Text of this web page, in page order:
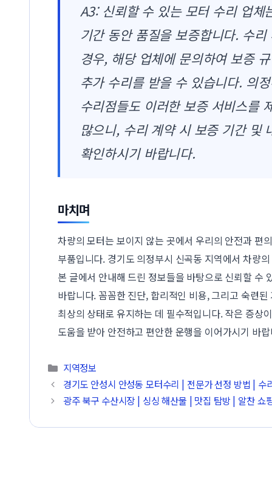
A3: 신뢰할 수 있는 모터 수리 업체
기간 동안 품질을 보증합니다. 수
경우, 해당 업체에 문의하여 보증
추가 수리를 받을 수 있습니다. 의
수리점들도 이러한 보증 서비스를
많으니, 수리 계약 시 보증 기간 및
확인하시기 바랍니다.
마치며
차량의 모터는 보이지 않는 곳에서 우리의 안전과 편
부품입니다. 경기도 의정부시 신곡동 지역에서 차량
본 글에서 안내해 드린 정보들을 바탕으로 신뢰할 수
바랍니다. 꼼꼼한 진단, 합리적인 비용, 그리고 숙련
최상의 상태로 유지하는 데 필수적입니다. 작은 증상
도움을 받아 안전하고 편안한 운행을 이어가시기 바
카테고리
지역정보
경기도 안성시 안성동 모터수리 | 전문가 선정 방법 | 수
광주 북구 수산시장 | 싱싱 해산물 | 맛집 탐방 | 알찬 쇼